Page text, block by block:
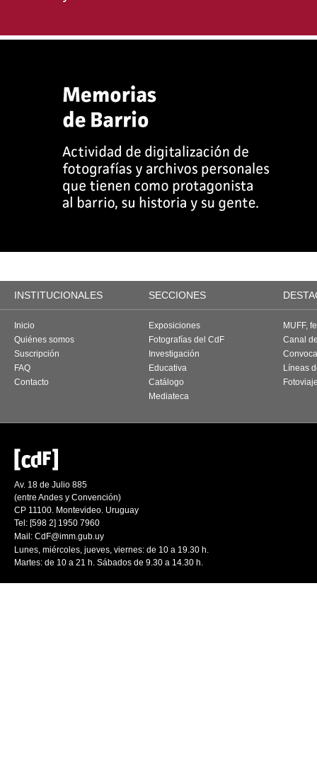
INSTITUCIONALES SECCIONES
Inicio
Quiénes somos
Suscripción
FAQ
Contacto
Exposiciones
Fotografías del CdF
Investigación
Educativa
Catálogo
Mediateca
MUFF,
Canal
Líneas
Av. 18 de Julio 885
(entre Andes y Convención)
CP 11100. Montevideo. Uruguay
Tel: [598 2] 1950 7960
Mail: CdF@imm.gub.uy
Lunes, miércoles, jueves, viernes: de 10 a 19.30 h.
Martes: de 10 a 21 h. Sábados de 9.30 a 14.30 h.